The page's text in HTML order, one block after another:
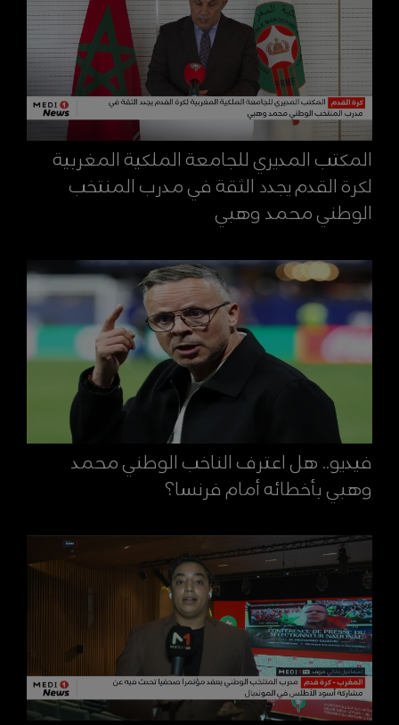
المكتب المديري للجامعة الملكية المغربية
لكرة القدم يجدد الثقة في مدرب المنتخب
الوطني محمد وهبي
فيديو.. هل اعترف الناخب الوطني محمد
وهبي بأخطائه أمام فرنسا؟